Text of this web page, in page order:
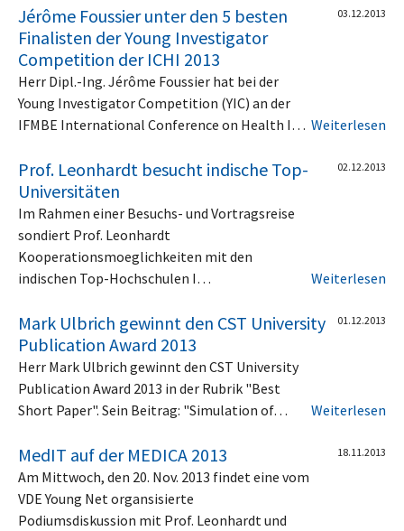
Jérôme Foussier unter den 5 besten
Finalisten der Young Investigator
Competition der ICHI 2013
03.12.2013
Herr Dipl.-Ing. Jérôme Foussier hat bei der
Young Investigator Competition (YIC) an der
IFMBE International Conference on Health I… Weiterlesen
Prof. Leonhardt besucht indische Top-
Universitäten
02.12.2013
Im Rahmen einer Besuchs- und Vortragsreise
sondiert Prof. Leonhardt
Kooperationsmoeglichkeiten mit den
indischen Top-Hochschulen I…
Weiterlesen
Mark Ulbrich gewinnt den CST University
Publication Award 2013
01.12.2013
Herr Mark Ulbrich gewinnt den CST University
Publication Award 2013 in der Rubrik "Best
Short Paper". Sein Beitrag: "Simulation of…
Weiterlesen
MedIT auf der MEDICA 2013 18.11.2013
Am Mittwoch, den 20. Nov. 2013 findet eine vom
VDE Young Net organsisierte
Podiumsdiskussion mit Prof. Leonhardt und